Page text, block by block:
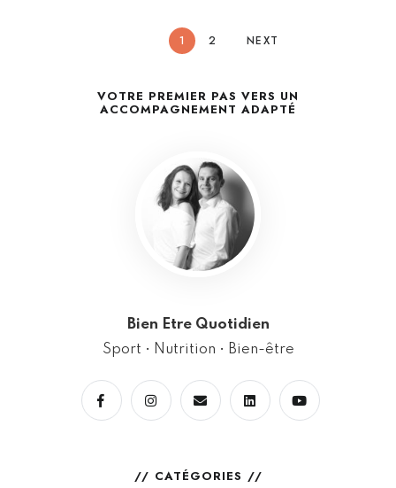
1 2 NEXT
VOTRE PREMIER PAS VERS UN
ACCOMPAGNEMENT ADAPTÉ
Bien Etre Quotidien
Sport • Nutrition • Bien-être
CATÉGORIES